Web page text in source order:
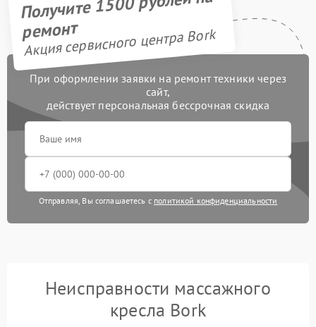
ремонт
Акция сервисного центра Bork
При оформлении заявки на ремонт техники через
сайт,
действует персональная бессрочная скидка
Отправляя, Вы соглашаетесь с политикой конфиденциальности
Неисправности массажного
кресла Bork